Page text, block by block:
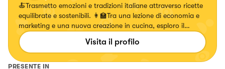
🍝Trasmetto emozioni e tradizioni italiane attraverso ricette
equilibrate e sostenibili. 👩‍🏫Tra una lezione di economia e
marketing e una nuova creazione in cucina, esploro il
mondo del cibo con gusto e creatività.
Visita il profilo
PRESENTE IN